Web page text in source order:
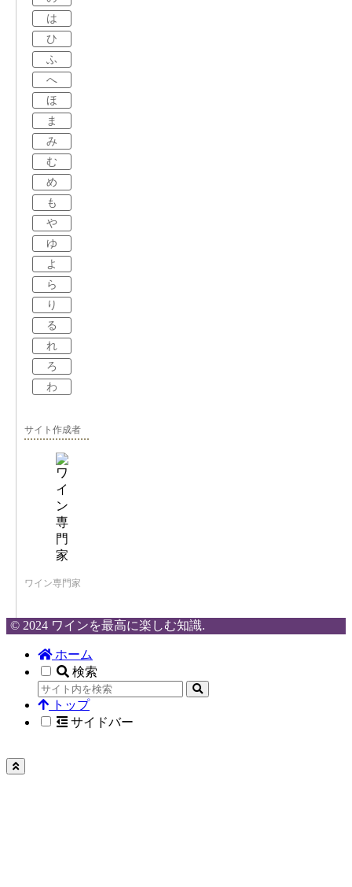
は
ひ
ふ
へ
ほ
ま
み
む
め
も
や
ゆ
よ
ら
り
る
れ
ろ
わ
サイト作成者
ワイン専門家
© 2024 ワインを最高に楽しむ知識.
ホーム
検索
トップ
サイドバー